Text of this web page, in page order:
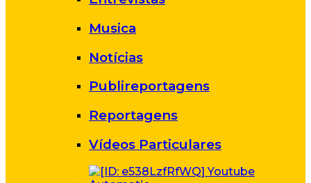
Musica
Notícias
Publireportagens
Reportagens
Vídeos Particulares